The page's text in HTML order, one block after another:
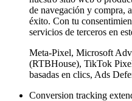
de navegación y compra,
éxito. Con tu
servicios de terceros en
Meta-Pixel, Microsoft
(RTBHouse), TikTok
basadas en clics, Ads
Conversion tracking